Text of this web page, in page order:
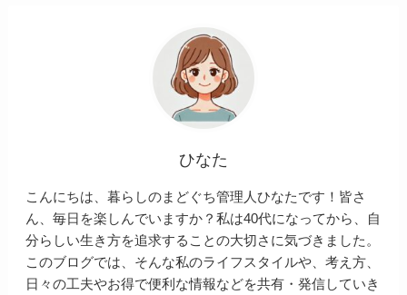
ひなた
こんにちは、暮らしのまどぐち管理人ひなたです！皆さ
ん、毎日を楽しんでいますか？私は40代になってから、自
分らしい生き方を追求することの大切さに気づきました。
このブログでは、そんな私のライフスタイルや、考え方、
日々の工夫やお得で便利な情報などを共有・発信していき